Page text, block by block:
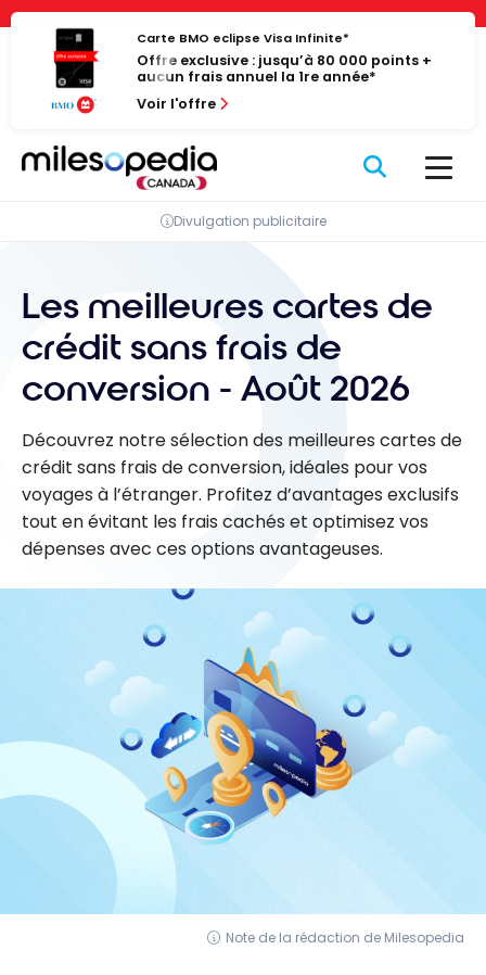
Panneau de gestion des cookies
Passer
contenu
Carte BMO eclipse Visa Infinite*
Offre exclusive : jusqu’à 80 000 points +
aucun frais annuel la 1re année*
Voir l'offre
Divulgation publicitaire
Les meilleures cartes de
crédit sans frais de
conversion - Août 2026
Découvrez notre sélection des meilleures cartes de
crédit sans frais de conversion, idéales pour vos
voyages à l’étranger. Profitez d’avantages exclusifs
tout en évitant les frais cachés et optimisez vos
dépenses avec ces options avantageuses.
Note de la rédaction de Milesopedia